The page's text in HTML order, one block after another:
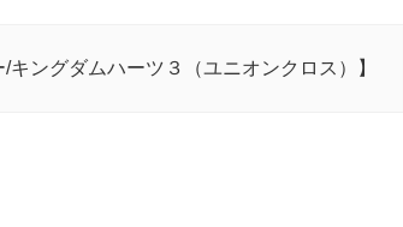
ングダムハーツ３（ユニオンクロス）】